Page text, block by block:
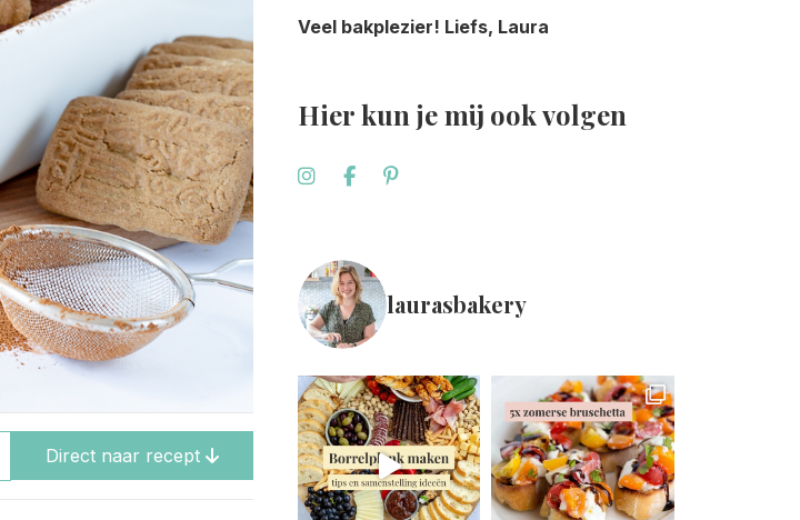
Direct naar recept
Veel bakplezier! Liefs, Laura
Hier kun je mij ook volgen
laurasbakery